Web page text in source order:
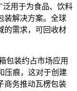
泛用于为食品、饮料
装解决方案。全球
的需求，可回收材
包装约占市场应用
压痕，这对于创建
商务推动瓦楞包装